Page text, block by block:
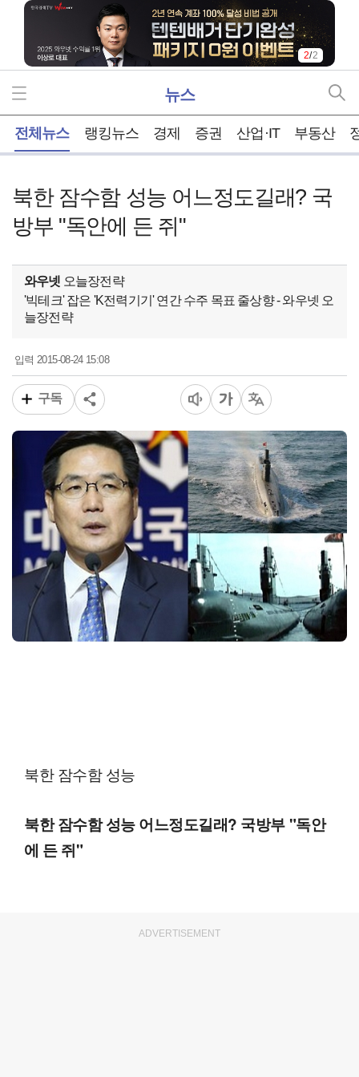
2/2
뉴스
전체뉴스 랭킹뉴스 경제 증권 산업·IT 부동산
북한 잠수함 성능 어느정도길래? 국
방부 "독안에 든 쥐"
와우넷 오늘장전략
'빅테크' 잡은 'K전력기기' 연간 수주 목표 줄상향 - 와우넷 오
늘장전략
입력 2015-08-24 15:08
구독
북한 잠수함 성능
북한 잠수함 성능 어느정도길래? 국방부 "독안
에 든 쥐"
ADVERTISEMENT